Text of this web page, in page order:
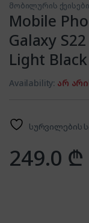
მობილურის ქეისები
Mobile
Galaxy
Light Black
Availability: არ
სურვილების
249.0 ₾